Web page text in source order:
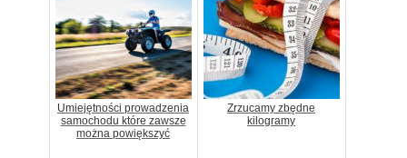
Umiejętności prowadzenia
samochodu które zawsze
można powiększyć
Zrzucamy zbędne
kilogramy